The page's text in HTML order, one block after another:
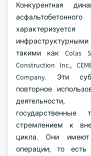
Конкурентная
такими как Colas
Construction Inc.,
Company. Эти
повторное
деятельности,
стремлением к
цикла. Они имеют
операции; то есть